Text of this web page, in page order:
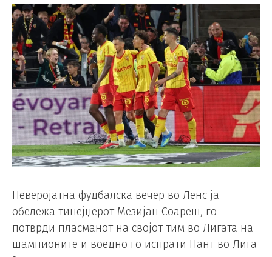
Неверојатна фудбалска вечер во Ленс ја
обележа тинејџерот Мезијан Соареш, го
потврди пласманот на својот тим во Лигата на
шампионите и воедно го испрати Нант во Лига